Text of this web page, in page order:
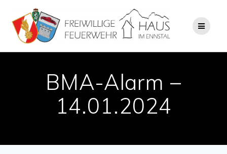
Inhalt
springen
BMA-Alarm –
14.01.2024